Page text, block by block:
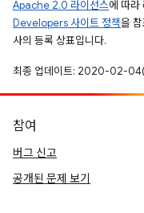
Apache 2.0 라이선스에 따라
Developers 사이트 정책을
사의 등록 상표입니다.
최종 업데이트: 2020-02-
참여
버그 신고
공개된 문제 보기